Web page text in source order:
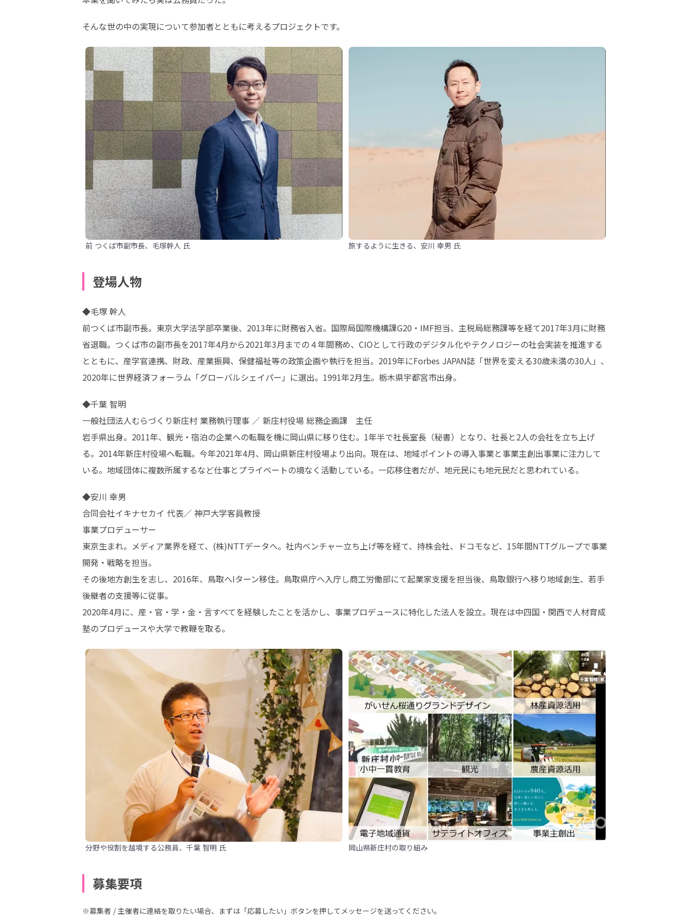
そんな世の中の実現について参加者とともに考えるプロジェクトです。
前 つくば市副市長、毛塚幹人 氏 旅するように生きる、安川 幸男 氏
登場人物
◆毛塚 幹人
前つくば市副市長。東京大学法学部卒業後、2013年に財務省入省。国際局国際機構課G20・IMF担当、主税局総務課等を経て2017年3月に財務
省退職。つくば市の副市長を2017年4月から2021年3月までの４年間務め、CIOとして行政のデジタル化やテクノロジーの社会実装を推進する
とともに、産学官連携、財政、産業振興、保健福祉等の政策企画や執行を担当。2019年にForbes JAPAN誌「世界を変える30歳未満の30人」、
2020年に世界経済フォーラム「グローバルシェイパー」に選出。1991年2月生。栃木県宇都宮市出身。
◆千葉 智明
一般社団法人むらづくり新庄村 業務執行理事 ／ 新庄村役場 総務企画課　主任
岩手県出身。2011年、観光・宿泊の企業への転職を機に岡山県に移り住む。1年半で社長室長（秘書）となり、社長と2人の会社を立ち上げ
る。2014年新庄村役場へ転職。今年2021年4月、岡山県新庄村役場より出向。現在は、地域ポイントの導入事業と事業主創出事業に注力して
いる。地域団体に複数所属するなど仕事とプライベートの境なく活動している。一応移住者だが、地元民にも地元民だと思われている。
◆安川 幸男
合同会社イキナセカイ 代表／ 神戸大学客員教授
事業プロデューサー
東京生まれ。メディア業界を経て、(株)NTTデータへ。社内ベンチャー立ち上げ等を経て、持株会社、ドコモなど、15年間NTTグループで事業
開発・戦略を担当。
その後地方創生を志し、2016年、鳥取へIターン移住。鳥取県庁へ入庁し商工労働部にて起業家支援を担当後、鳥取銀行へ移り地域創生、若手
後継者の支援等に従事。
2020年4月に、産・官・学・金・言すべてを経験したことを活かし、事業プロデュースに特化した法人を設立。現在は中四国・関西で人材育成
塾のプロデュースや大学で教鞭を取る。
分野や役割を越境する公務員、千葉 智明 氏 岡山県新庄村の取り組み
募集要項
※募集者 / 主催者に連絡を取りたい場合、まずは「応募したい」ボタンを押してメッセージを送ってください。